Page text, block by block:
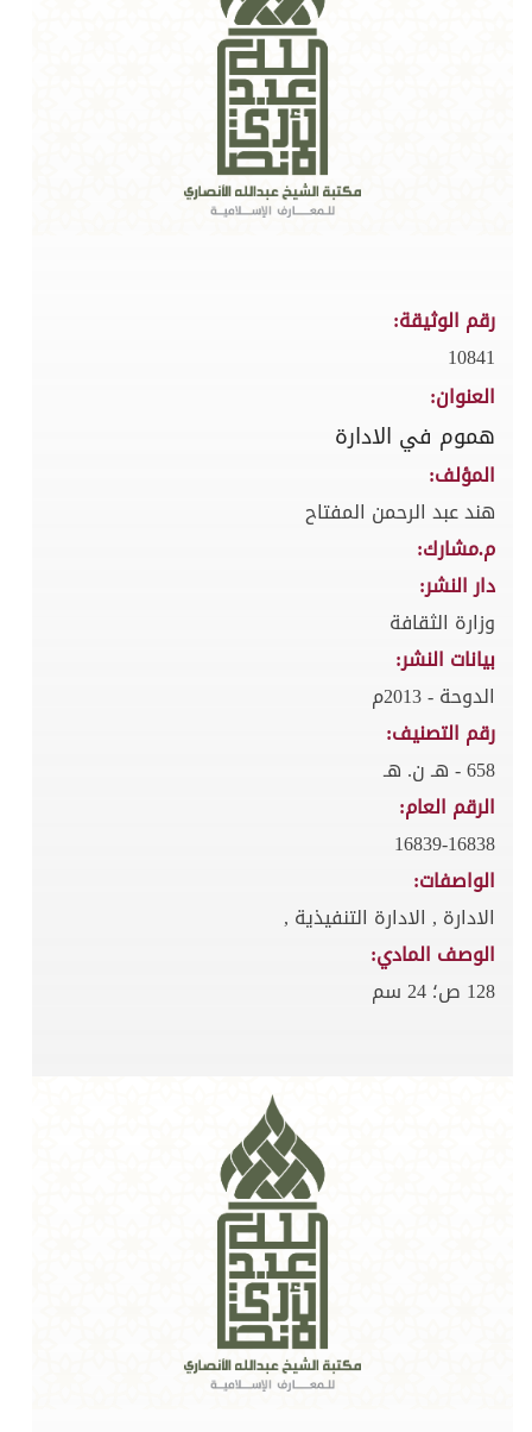
رقم الوثيقة:
10841
العنوان:
هموم في الادارة
المؤلف:
هند عبد الرحمن المفتاح
م.مشارك:
دار النشر:
وزارة الثقافة
بيانات النشر:
الدوحة - 2013م
رقم التصنيف:
658 - هـ ن. هـ
الرقم العام:
16839-16838
الواصفات:
الادارة , الادارة التنفيذية ,
الوصف المادي:
128 ص؛ 24 سم